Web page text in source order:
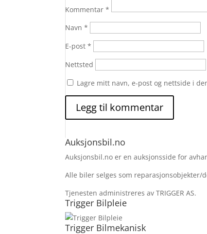
Kommentar*
Navn*
E-post*
Nettsted
Lagre mitt navn, e-post og nettside i
Auksjonsbil.no
Auksjonsbil.no er en auksjonsside for
Alle biler selges som reparasjonsobjekter/
Tjenesten administreres av TRIGGER AS.
Trigger Bilpleie
Trigger Bilmekanisk